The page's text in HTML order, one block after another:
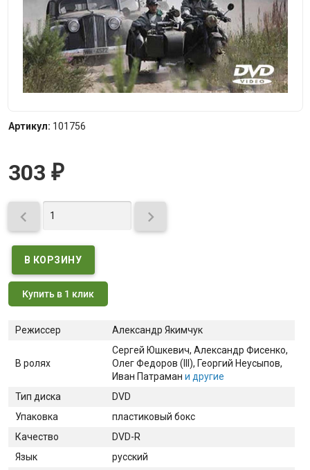
Артикул: 101756
303 ₽
 
Купить в 1 клик
Режиссер Александр Якимчук
В ролях
Сергей Юшкевич, Александр Фисенко,
Олег Федоров (III), Георгий Неусыпов,
Иван Патраман и другие
Тип диска
DVD
Упаковка
пластиковый бокс
Качество
DVD-R
Язык
русский